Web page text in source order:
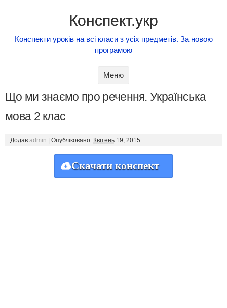
Конспект.укр
Конспекти уроків на всі класи з усіх предметів. За новою
програмою
Меню
Що ми знаємо про речення. Українська
мова 2 клас
Додав admin Опубліковано: Квітень 19, 2015
Скачати конспект